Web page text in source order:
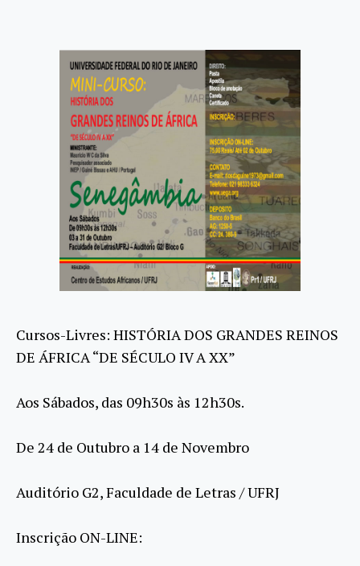
Cursos-Livres: HISTÓRIA DOS GRANDES REINOS
DE ÁFRICA “DE SÉCULO IV A XX”
Aos Sábados, das 09h30s às 12h30s.
De 24 de Outubro a 14 de Novembro
Auditório G2, Faculdade de Letras / UFRJ
Inscrição ON-LINE: